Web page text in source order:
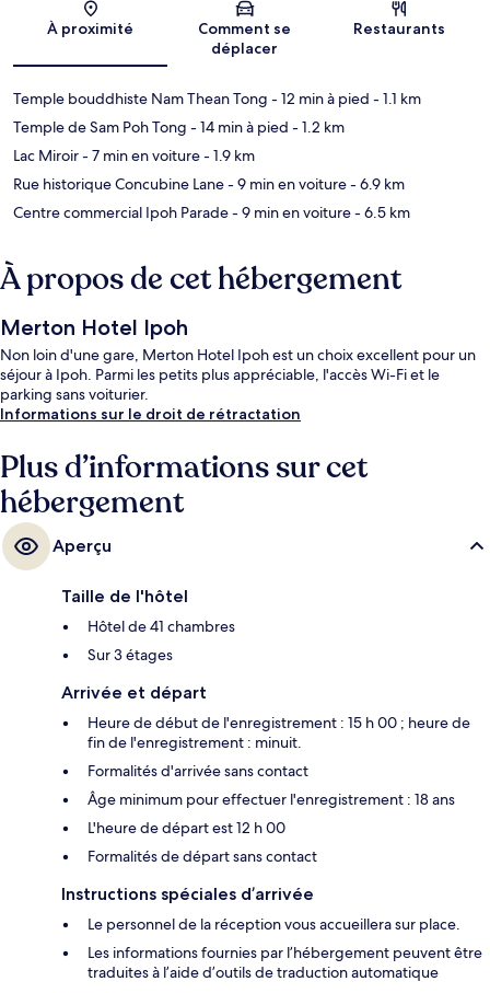
Carte
À proximité
Comment se
déplacer
Restaurants
Temple bouddhiste Nam Thean Tong - 12 min à pied - 1.1 km
Temple de Sam Poh Tong - 14 min à pied - 1.2 km
Lac Miroir- 7 min en voiture- 1.9 km
Rue historique Concubine Lane- 9 min en voiture- 6.9 km
Centre commercial Ipoh Parade- 9 min en voiture- 6.5 km
À propos de cet hébergement
Merton Hotel Ipoh
Non loin d'une gare, Merton Hotel Ipoh est un choix excellent pour un
séjour à Ipoh. Parmi les petits plus appréciable, l'accès Wi-Fi et le
parking sans voiturier.
Informations sur le droit de rétractation
Plus d’informations sur cet
hébergement
Aperçu
Taille de l'hôtel
Hôtel de 41 chambres
Sur 3 étages
Arrivée et départ
Heure de début de l'enregistrement : 15 h 00 ; heure de
fin de l'enregistrement : minuit.
Formalités d'arrivée sans contact
Âge minimum pour effectuer l'enregistrement : 18 ans
L'heure de départ est 12 h 00
Formalités de départ sans contact
Instructions spéciales d’arrivée
Le personnel de la réception vous accueillera sur place.
Les informations fournies par l’hébergement peuvent être
traduites à l’aide d’outils de traduction automatique